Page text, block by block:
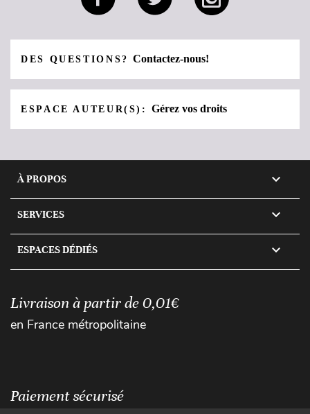
DES QUESTIONS?Contactez-nous!
ESPACE AUTEUR(S):Gérez vos droits
À PROPOS 
SERVICES 
ESPACES DÉDIÉS 
Livraison à partir de 0,01€
en France métropolitaine
Paiement sécurisé